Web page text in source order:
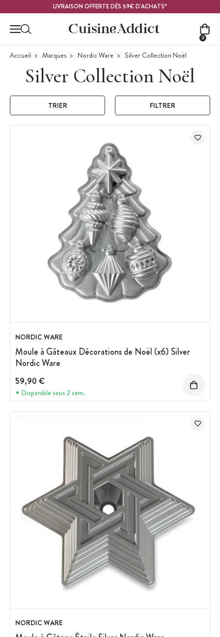
LIVRAISON OFFERTE DÈS 59€ D'ACHATS*
0
Accueil Marques Nordic Ware Silver Collection Noël
Silver Collection Noël
TRIER FILTRER
NORDIC WARE
Moule à Gâteaux Décorations de Noël (x6) Silver
Nordic Ware
59,90 €
Disponible sous 2 sem.
NORDIC WARE